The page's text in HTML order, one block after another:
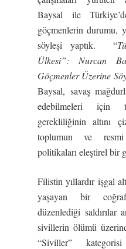
Baysal ile
göçmenlerin durumu,
söyleşi yaptık. “
Ülkesi”: Nurcan
Göçmenler Üzerine
Baysal, savaş
edebilmeleri için
gerekliliğinin altını
toplumun ve resmi
politikaları eleştirel bir
Filistin yıllardır işgal
yaşayan bir
düzenlediği saldırılar
sivillerin ölümü
“Siviller”